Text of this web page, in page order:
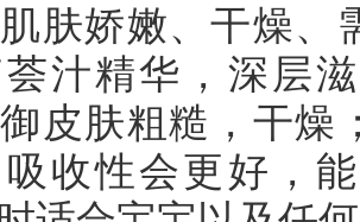
肤娇嫩、干燥、
汁精华，深层
皮肤粗糙，干燥
收性会更好，